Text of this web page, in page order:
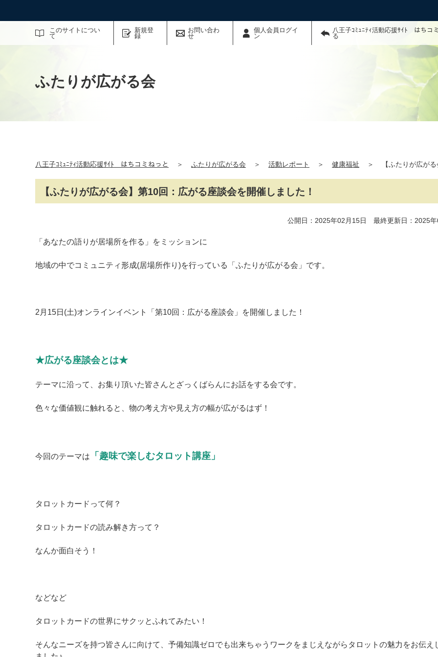
このサイトについ
て
新規登
録
お問い合わ
せ
個人会員ログイ
ン
八王子ｺﾐｭﾆﾃｨ活動応援ｻｲﾄ はちコ
る
サイト内検索
ふたりが広がる会
八王子ｺﾐｭﾆﾃｨ活動応援ｻｲﾄ はちコミねっと ＞ ふたりが広がる会 ＞ 活動レポート ＞ 健康福祉 ＞ 【ふたりが広が
【ふたりが広がる会】第10回：広がる座談会を開催しました！
公開日：2025年02月15日 最終更新日：2025
「あなたの語りが居場所を作る」をミッションに
地域の中でコミュニティ形成(居場所作り)を行っている「ふたりが広がる会」です。
2月15日(土)オンラインイベント「第10回：広がる座談会」を開催しました！
★広がる座談会とは★
テーマに沿って、お集り頂いた皆さんとざっくばらんにお話をする会です。
色々な価値観に触れると、物の考え方や見え方の幅が広がるはず！
今回のテーマは 「趣味で楽しむタロット講座」
タロットカードって何？
タロットカードの読み解き方って？
なんか面白そう！
などなど
タロットカードの世界にサクッとふれてみたい！
そんなニーズを持つ皆さんに向けて、予備知識ゼロでも出来ちゃうワークをまじえながらタロットの魅力をお伝え
マイメディア検索